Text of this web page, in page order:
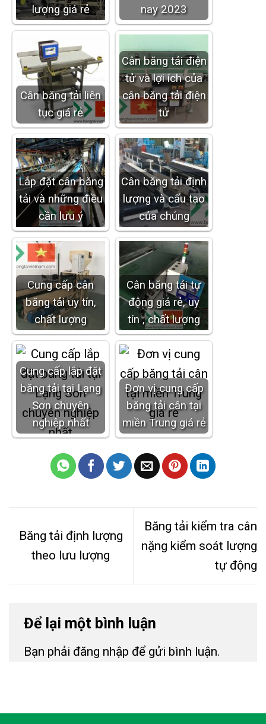
lượng giá rẻ
nay 2023
Cân băng tải liên
tục giá rẻ
Cân băng tải điện
tử và lợi ích của
cân băng tải điện
tử
Lắp đặt cân băng
tải và những điều
cần lưu ý
Cân băng tải định
lượng và cấu tạo
của chúng
Cung cấp cân
băng tải uy tín,
chất lượng
Cân băng tải tự
động giá rẻ, uy
tín , chất lượng
Cung cấp lắp đặt
băng tải tại Lạng
Sơn chuyên
nghiệp nhất
Đơn vị cung cấp
băng tải cân tại
miền Trung giá rẻ
Băng tải định lượng
theo lưu lượng
Băng tải kiểm tra cân
nặng kiểm soát lượng
tự động
Để lại một bình luận
Bạn phải đăng nhập để gửi bình luận.